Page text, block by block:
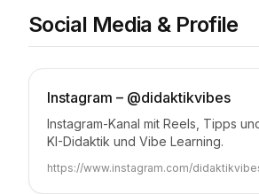
Social Media & Profile
Instagram – @didaktikvibes
Instagram-Kanal mit Reels, Tipps
KI-Didaktik und Vibe Learning.
https://www.instagram.com/